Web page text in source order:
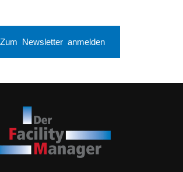
Zum Newsletter anmelden